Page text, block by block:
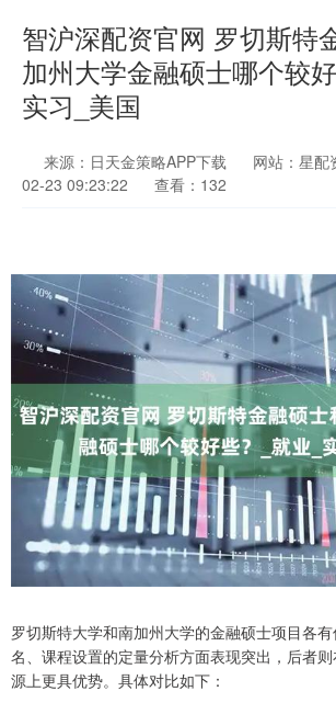
智沪深配资官网 罗切斯特
加州大学金融硕士哪个较好
实习_美国
来源：日天金策略APP下载 网站：星配
02-23 09:23:22
查看：132
罗切斯特大学和南加州大学的金融硕士项目各
名、课程设置的定量分析方面表现突出，后者
源上更具优势。具体对比如下：